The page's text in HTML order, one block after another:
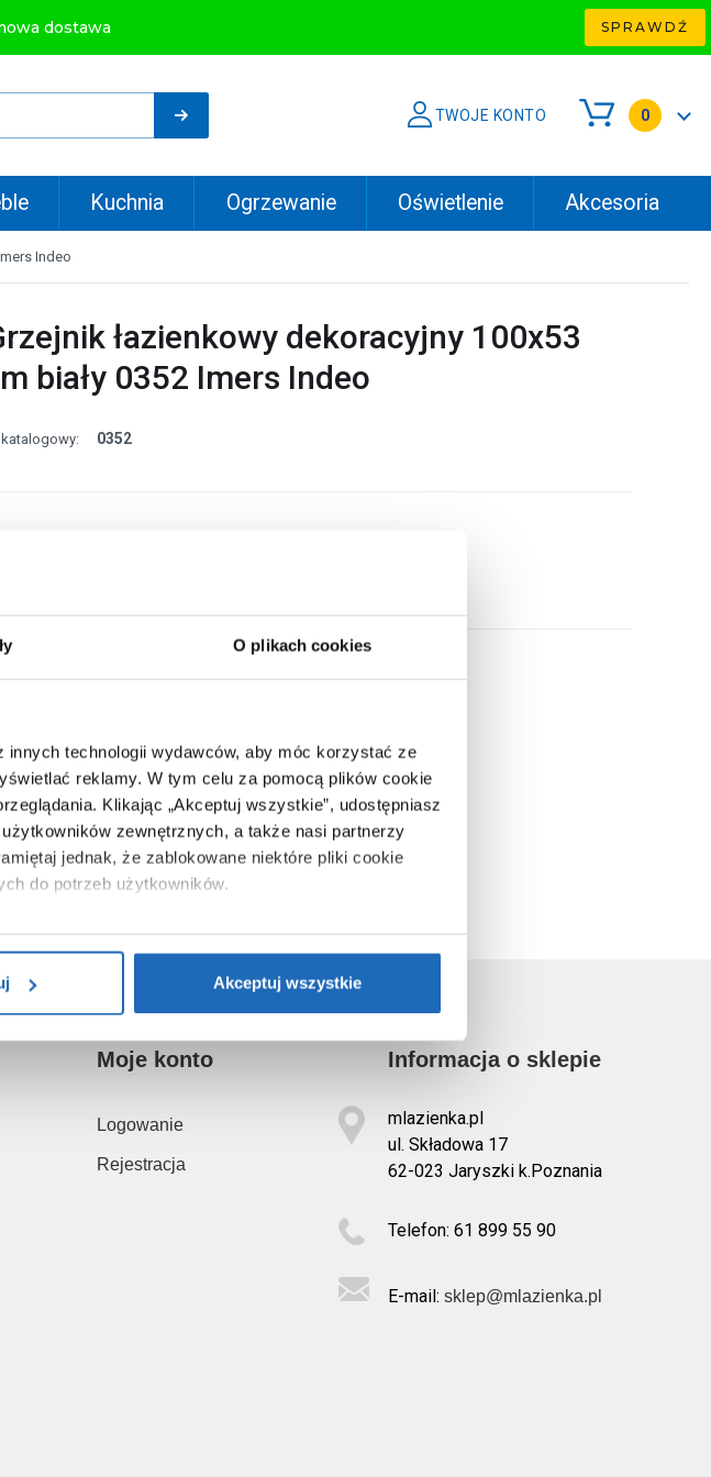
O plikach cookies
technologii wydawców, aby móc korzystać ze
reklamy. W tym celu za pomocą plików cookie
Klikając „Akceptuj wszystkie”, udostępniasz
zewnętrznych, a także nasi partnerzy
jednak, że zablokowane niektóre pliki cookie
do potrzeb użytkowników.
„Ustawienia plików cookie”.Jeśli chcesz uzyskać
Akceptuj wszystkie
dostawa SPRAWDŹ
TWOJE KONTO 0
Kuchnia Ogrzewanie Oświetlenie Akcesoria
Indeo
łazienkowy dekoracyjny 100x53
biały 0352 Imers Indeo
katalogowy: 0352
Moje konto
Logowanie
Rejestracja
Informacja o sklepie
mlazienka.pl
ul. Składowa 17
62-023 Jaryszki k.Poznania
Telefon: 61 899 55 90
E-mail: sklep@mlazienka.pl